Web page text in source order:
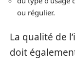
ou régulier.
La qualité de
doit